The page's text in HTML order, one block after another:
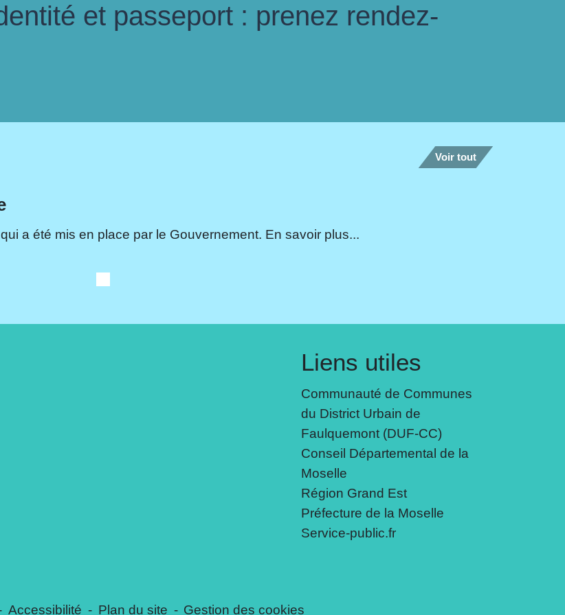
et passeport : prenez rendez-
Voir tout
a été mis en place par le Gouvernement. En savoir plus...
Liens utiles
Communauté de Communes
du District Urbain de
Faulquemont (DUF-CC)
Conseil Départemental de la
Moselle
Région Grand Est
Préfecture de la Moselle
Service-public.fr
Accessibilité - Plan du site - Gestion des cookies